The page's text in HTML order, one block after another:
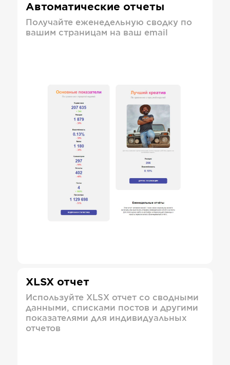
Автоматические отчеты
Получайте еженедельную сводку по
вашим страницам на ваш email
XLSX отчет
Используйте XLSX отчет со сводными
данными, списками постов и другими
показателями для индивидуальных
отчетов